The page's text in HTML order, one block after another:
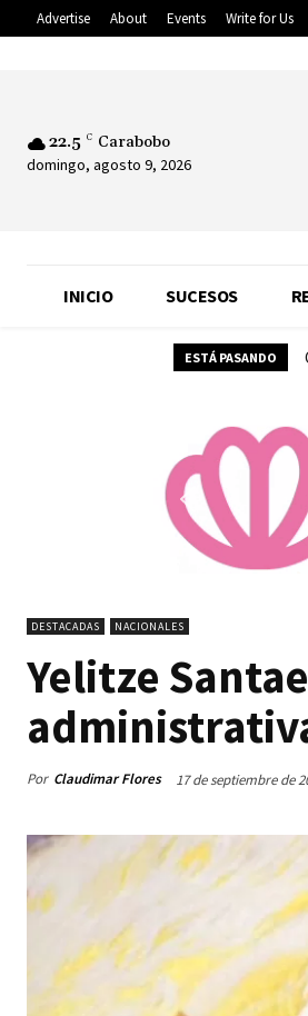
Advertise About Events Write for Us
22.5 C Carabobo
domingo, agosto 9, 2026
INICIO SUCESOS
ESTÁ PASANDO
DESTACADAS NACIONALES
Yelitze
Por Claudimar Flores 17 de septiembre de